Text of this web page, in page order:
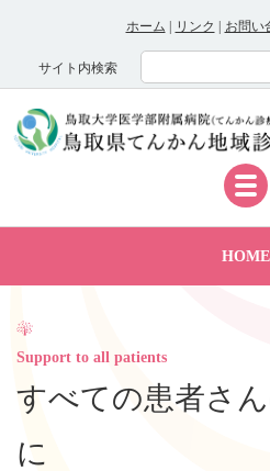
ホーム リンク お問い
サイト内検索
てんかんとは
相談
HOME
Support to all patients
すべての患者さ
に